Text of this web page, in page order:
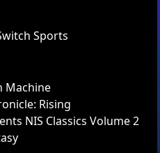
Sports
Machine
Rising
NIS Classics Volume 2